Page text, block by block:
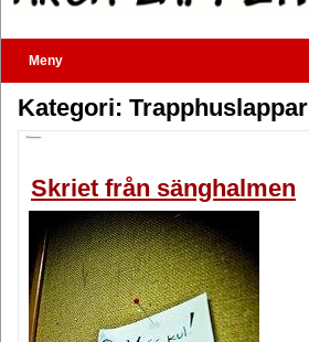
Meny
Kategori: Trapphuslappar
Skriet från sänghalmen